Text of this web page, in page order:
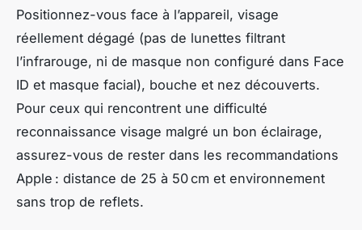
Positionnez-vous face à l’appareil, visage
réellement dégagé (pas de lunettes filtrant
l’infrarouge, ni de masque non configuré dans Face
ID et masque facial), bouche et nez découverts.
Pour ceux qui rencontrent une difficulté
reconnaissance visage malgré un bon éclairage,
assurez-vous de rester dans les recommandations
Apple : distance de 25 à 50 cm et environnement
sans trop de reflets.